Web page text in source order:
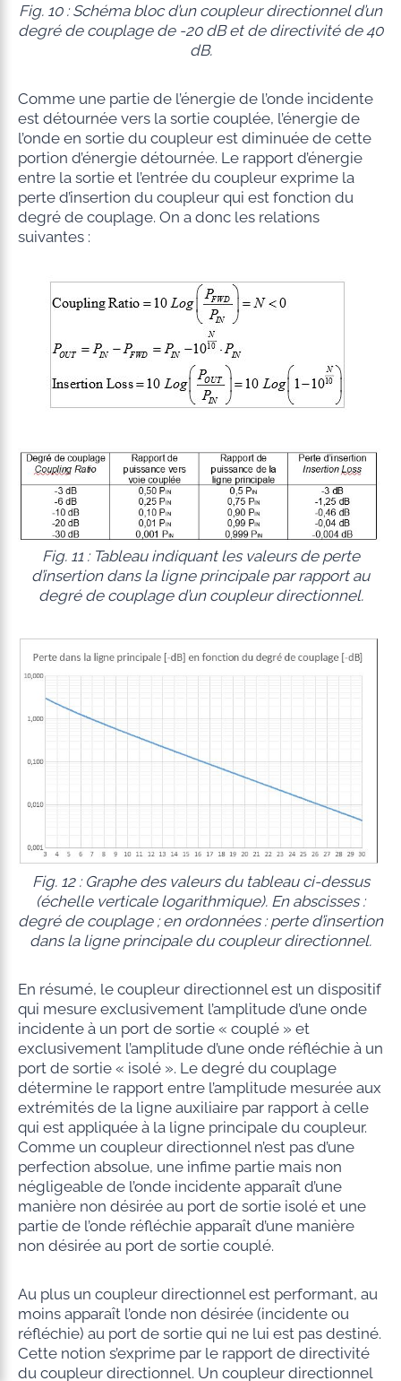
Fig. 10 : Schéma bloc d’un coupleur directionnel d’un
degré de couplage de -20 dB et de directivité de 40
dB.
Comme une partie de l’énergie de l’onde incidente
est détournée vers la sortie couplée, l’énergie de
l’onde en sortie du coupleur est diminuée de cette
portion d’énergie détournée. Le rapport d’énergie
entre la sortie et l’entrée du coupleur exprime la
perte d’insertion du coupleur qui est fonction du
degré de couplage. On a donc les relations
suivantes :
Fig. 11 : Tableau indiquant les valeurs de perte
d’insertion dans la ligne principale par rapport au
degré de couplage d’un coupleur directionnel.
Fig. 12 : Graphe des valeurs du tableau ci-dessus
(échelle verticale logarithmique). En abscisses :
degré de couplage ; en ordonnées : perte d’insertion
dans la ligne principale du coupleur directionnel.
En résumé, le coupleur directionnel est un dispositif
qui mesure exclusivement l’amplitude d’une onde
incidente à un port de sortie « couplé » et
exclusivement l’amplitude d’une onde réfléchie à un
port de sortie « isolé ». Le degré du couplage
détermine le rapport entre l’amplitude mesurée aux
extrémités de la ligne auxiliaire par rapport à celle
qui est appliquée à la ligne principale du coupleur.
Comme un coupleur directionnel n’est pas d’une
perfection absolue, une infime partie mais non
négligeable de l’onde incidente apparaît d’une
manière non désirée au port de sortie isolé et une
partie de l’onde réfléchie apparaît d’une manière
non désirée au port de sortie couplé.
Au plus un coupleur directionnel est performant, au
moins apparaît l’onde non désirée (incidente ou
réfléchie) au port de sortie qui ne lui est pas destiné.
Cette notion s’exprime par le rapport de directivité
du coupleur directionnel. Un coupleur directionnel